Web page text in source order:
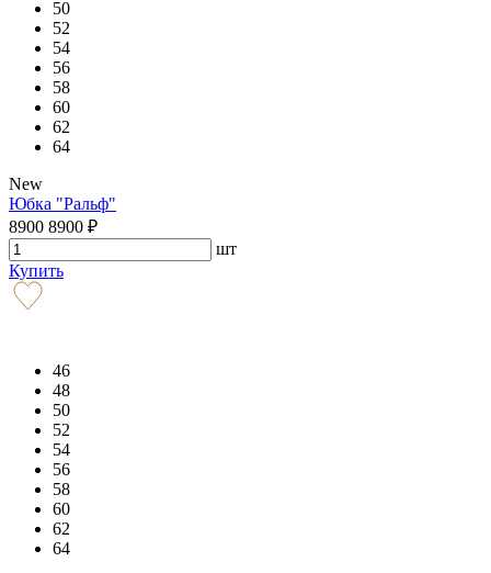
50
52
54
56
58
60
62
64
New
Юбка "Ральф"
8900 8900 ₽
шт
Купить
46
48
50
52
54
56
58
60
62
64